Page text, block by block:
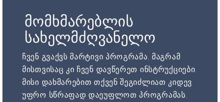
მომხმარებლის
სახელმძღვანელო
ჩვენ გვაქვს მარტივი პროგრამა. მაგრამ
მისთვისაც კი ჩვენ დავწერეთ ინსტრუქციები.
მისი დახმარებით თქვენ შეგიძლიათ კიდევ
უფრო სწრაფად დაეუფლოთ პროგრამას.